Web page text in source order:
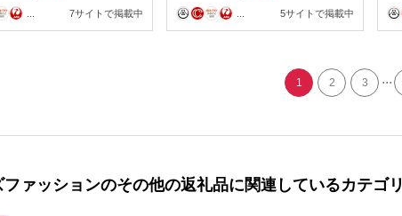
一升パン くま 総柄
7サイトで掲載中 5サイトで掲載中
1 2 3 ...
ファッションのその他の返礼品に関連しているカテゴリ